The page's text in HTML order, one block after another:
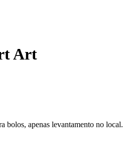
Art
bolos, apenas levantamento no local.